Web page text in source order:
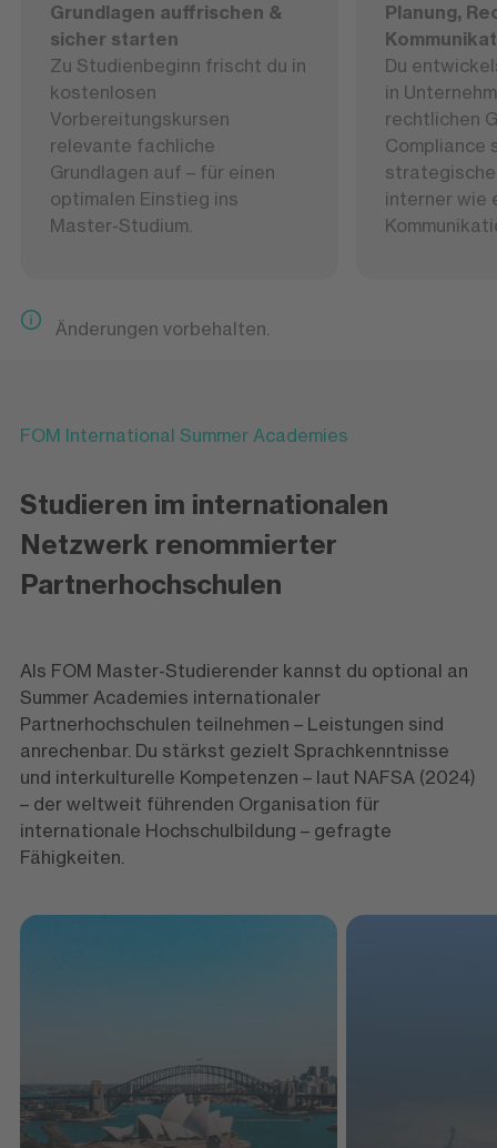
Grundlagen auffrischen &
sicher starten
Zu Studienbeginn frischt du in
kostenlosen
Vorbereitungskursen
relevante fachliche
Grundlagen auf – für einen
optimalen Einstieg ins
Master-Studium.
Planung,
Du
in
rechtlichen
Compliance
interner wie
Änderungen vorbehalten.
FOM International Summer Academies
Studieren im internationalen
Netzwerk renommierter
Partnerhochschulen
Als FOM Master-Studierender kannst du optional an
Summer Academies internationaler
Partnerhochschulen teilnehmen – Leistungen sind
anrechenbar. Du stärkst gezielt Sprachkenntnisse
und interkulturelle Kompetenzen – laut NAFSA (2024)
– der weltweit führenden Organisation für
internationale Hochschulbildung – gefragte
Fähigkeiten.